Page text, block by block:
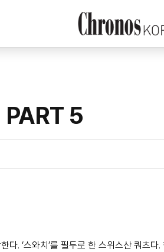
5
. ‘스와치’를 필두로 한 스위스산 쿼츠